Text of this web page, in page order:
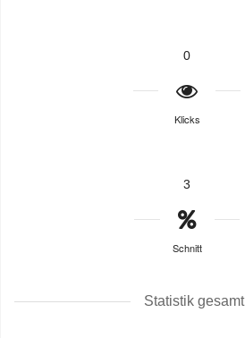
0
Klicks
3
Schnitt
Statistik gesamt